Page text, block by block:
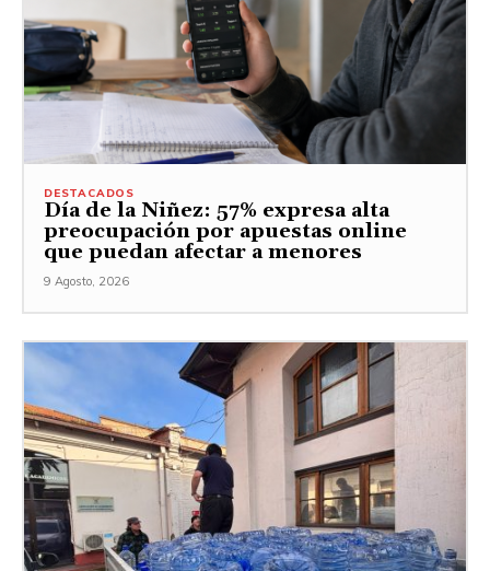
DESTACADOS
Día de la Niñez: 57% expresa alta
preocupación por apuestas online
que puedan afectar a menores
9 Agosto, 2026